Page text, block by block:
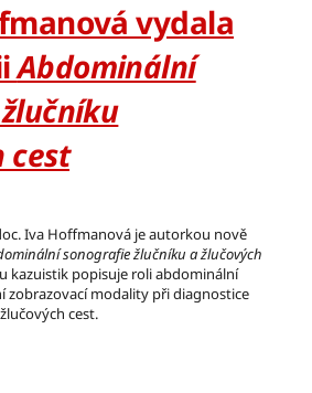
vydala
Abdominální
cest
Iva Hoffmanová je autorkou nově
sonografie žlučníku a žlučových
kazuistik popisuje roli abdominální
zobrazovací modality při diagnostice
cest.